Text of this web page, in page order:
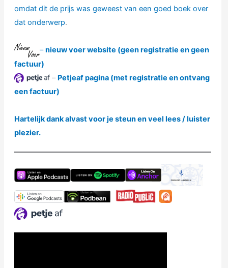
omdat dit de prijs was geweest van een goed boek over
dat onderwerp.
– ⁠⁠⁠nieuw voer website (geen registratie en geen
factuur)
– Petjeaf pagina (met registratie en ontvang
een factuur)
Hartelijk dank alvast voor je steun en veel lees / luister
plezier.